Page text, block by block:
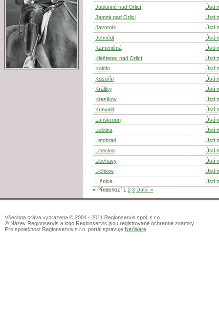
Jablonné nad Orlicí
Ústí
Jamné nad Orlicí
Ústí
Javorník
Ústí
Jehnědí
Ústí
Kameničná
Ústí
Klášterec nad Orlicí
Ústí
Koldín
Ústí
Kosořín
Ústí
Králíky
Ústí
Krasíkov
Ústí
Kunvald
Ústí
Lanškroun
Ústí
Leština
Ústí
Letohrad
Ústí
Libecina
Ústí
Libchavy
Ústí
Lichkov
Ústí
Líšnice
Ústí
« Předchozí 1 2 3 Další »
Všechna práva vyhrazena © 2004 - 2011 Regionservis spol. s r.o.
® Název Regionservis a logo Regionservis jsou registrované ochranné známky.
Pro společnost Regionservis s.r.o. portál spravuje NerWare